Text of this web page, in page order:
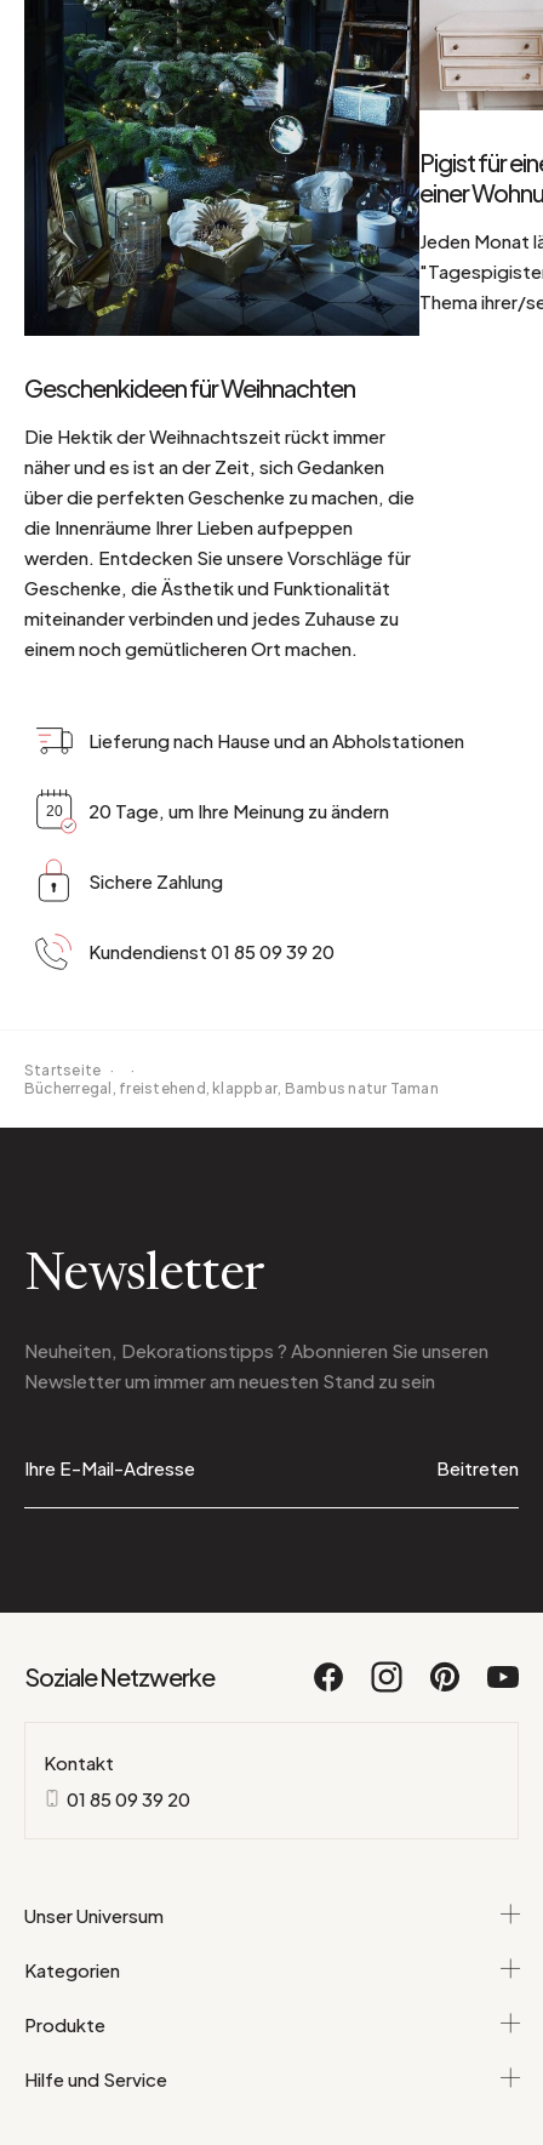
Geschenkideen für Weihnachten
Die Hektik der Weihnachtszeit rückt immer
näher und es ist an der Zeit, sich Gedanken
über die perfekten Geschenke zu machen, die
die Innenräume Ihrer Lieben aufpeppen
werden. Entdecken Sie unsere Vorschläge für
Geschenke, die Ästhetik und Funktionalität
miteinander verbinden und jedes Zuhause zu
einem noch gemütlicheren Ort machen.
Pigist für
einer
Jeden Monat
Thema ihrer/
Lieferung nach Hause und an Abholstationen
20 Tage, um Ihre Meinung zu ändern
Sichere Zahlung
Kundendienst 01 85 09 39 20
Startseite ·
·
Bücherregal, freistehend, klappbar, Bambus natur Taman
Newsletter
Neuheiten, Dekorationstipps ? Abonnieren Sie unseren
Newsletterum immer am neuesten Stand zu sein
Beitreten
Soziale Netzwerke
Kontakt
01 85 09 39 20
Unser Universum
Kategorien
Produkte
Hilfe und Service